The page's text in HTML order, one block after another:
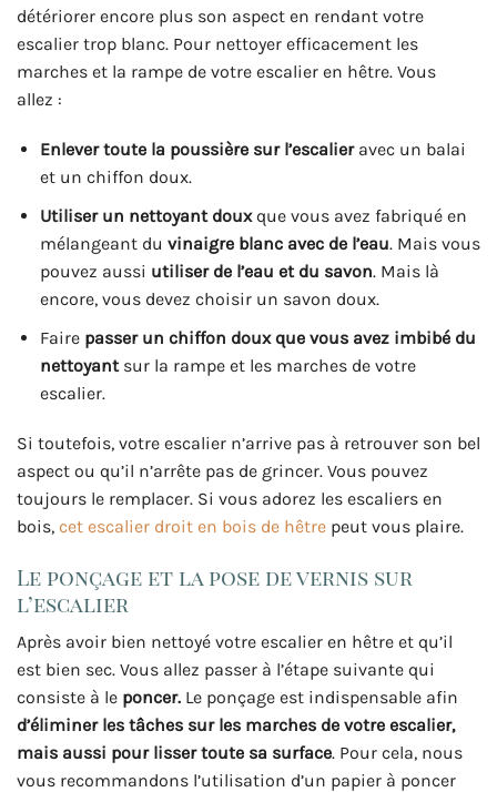
détériorer encore plus son aspect en rendant votre
escalier trop blanc. Pour nettoyer efficacement les
marches et la rampe de votre escalier en hêtre. Vous
allez :
Enlever toute la poussière sur l’escalieravec un balai
et un chiffon doux.
Utiliser un nettoyant douxque vous avez fabriqué en
mélangeant du vinaigre blanc avec de l’eau. Mais vous
pouvez aussi utiliser de l’eau et du savon. Mais là
encore, vous devez choisir un savon doux.
Faire passer un chiffon doux que vous avez imbibé du
nettoyantsur la rampe et les marches de votre
escalier.
Si toutefois, votre escalier n’arrive pas à retrouver son bel
aspect ou qu’il n’arrête pas de grincer. Vous pouvez
toujours le remplacer. Si vous adorez les escaliers en
bois, cet escalier droit en bois de hêtre peut vous plaire.
Le ponçage et la pose de vernis sur
l’escalier
Après avoir bien nettoyé votre escalier en hêtre et qu’il
est bien sec. Vous allez passer à l’étape suivante qui
consiste à le poncer. Le ponçage est indispensable afin
d’éliminer les tâches sur les marches de votre escalier,
mais aussi pour lisser toute sa surface. Pour cela, nous
vous recommandons l’utilisation d’un papier à poncer